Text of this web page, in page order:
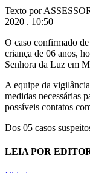
Texto por
2020 . 10:50
O caso confirmado
criança de 06 anos,
Senhora da Luz em
A equipe da
medidas necessárias
possíveis contatos
Dos 05 casos
LEIA POR